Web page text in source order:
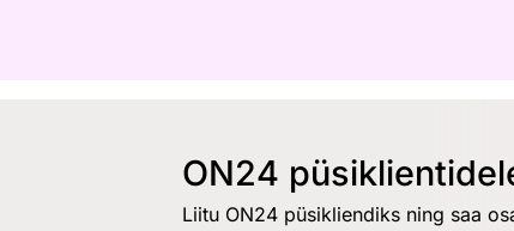
ON24
Liitu ON24 püsikliendiks ning saa